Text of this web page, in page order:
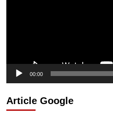
00:00
Article Google